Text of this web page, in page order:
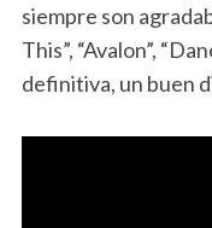
siempre son
This”, “Avalon”,
definitiva, un buen